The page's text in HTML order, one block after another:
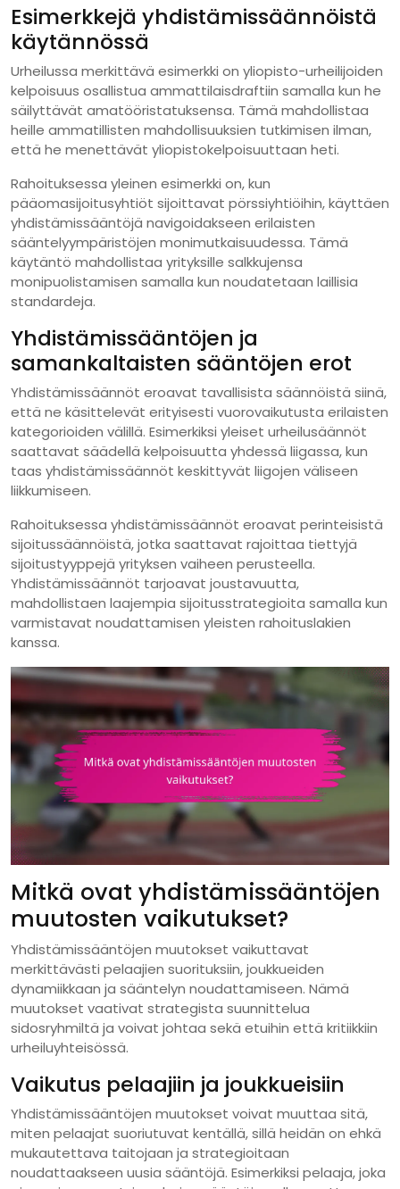
Esimerkkejä yhdistämissäännöistä
käytännössä
Urheilussa merkittävä esimerkki on yliopisto-urheilijoiden
kelpoisuus osallistua ammattilaisdraftiin samalla kun he
säilyttävät amatööristatuksensa. Tämä mahdollistaa
heille ammatillisten mahdollisuuksien tutkimisen ilman,
että he menettävät yliopistokelpoisuuttaan heti.
Rahoituksessa yleinen esimerkki on, kun
pääomasijoitusyhtiöt sijoittavat pörssiyhtiöihin, käyttäen
yhdistämissääntöjä navigoidakseen erilaisten
sääntelyympäristöjen monimutkaisuudessa. Tämä
käytäntö mahdollistaa yrityksille salkkujensa
monipuolistamisen samalla kun noudatetaan laillisia
standardeja.
Yhdistämissääntöjen ja
samankaltaisten sääntöjen erot
Yhdistämissäännöt eroavat tavallisista säännöistä siinä,
että ne käsittelevät erityisesti vuorovaikutusta erilaisten
kategorioiden välillä. Esimerkiksi yleiset urheilusäännöt
saattavat säädellä kelpoisuutta yhdessä liigassa, kun
taas yhdistämissäännöt keskittyvät liigojen väliseen
liikkumiseen.
Rahoituksessa yhdistämissäännöt eroavat perinteisistä
sijoitussäännöistä, jotka saattavat rajoittaa tiettyjä
sijoitustyyppejä yrityksen vaiheen perusteella.
Yhdistämissäännöt tarjoavat joustavuutta,
mahdollistaen laajempia sijoitusstrategioita samalla kun
varmistavat noudattamisen yleisten rahoituslakien
kanssa.
Mitkä ovat yhdistämissääntöjen
muutosten vaikutukset?
Yhdistämissääntöjen muutokset vaikuttavat
merkittävästi pelaajien suorituksiin, joukkueiden
dynamiikkaan ja sääntelyn noudattamiseen. Nämä
muutokset vaativat strategista suunnittelua
sidosryhmiltä ja voivat johtaa sekä etuihin että kritiikkiin
urheiluyhteisössä.
Vaikutus pelaajiin ja joukkueisiin
Yhdistämissääntöjen muutokset voivat muuttaa sitä,
miten pelaajat suoriutuvat kentällä, sillä heidän on ehkä
mukautettava taitojaan ja strategioitaan
noudattaakseen uusia sääntöjä. Esimerkiksi pelaaja, joka